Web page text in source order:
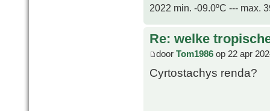
2022 min. -09.0ºC --- max.
Re: welke
door Tom1986 op 22 apr
Cyrtostachys renda?